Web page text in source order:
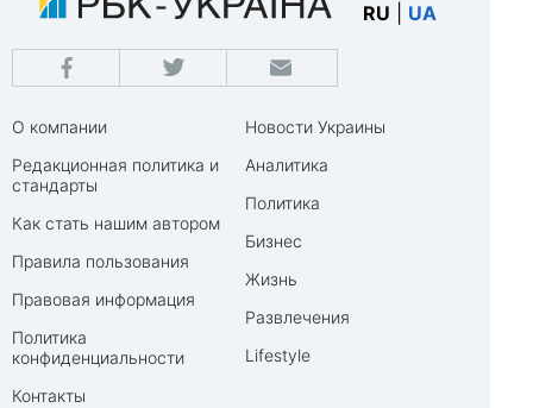
RU UA
О компании
Редакционная политика и
стандарты
Как стать нашим автором
Правила пользования
Правовая информация
Политика
конфиденциальности
Контакты
Новости Украины
Аналитика
Политика
Бизнес
Жизнь
Развлечения
Lifestyle